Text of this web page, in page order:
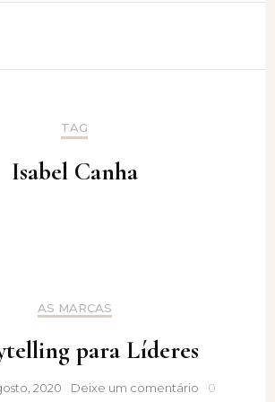
Amaro
TAG
Isabel Canha
AS MARCAS
para Líderes
2020 Deixe um comentário Storytelling
0